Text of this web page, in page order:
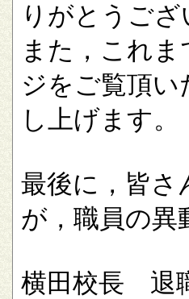
りがとうござ
また，これ
ジをご覧頂
し上げます。
最後に，皆さ
が，職員の異
横田校長 退